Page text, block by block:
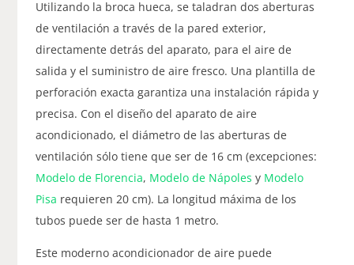
Utilizando la broca hueca, se taladran dos aberturas
de ventilación a través de la pared exterior,
directamente detrás del aparato, para el aire de
salida y el suministro de aire fresco. Una plantilla de
perforación exacta garantiza una instalación rápida y
precisa. Con el diseño del aparato de aire
acondicionado, el diámetro de las aberturas de
ventilación sólo tiene que ser de 16 cm (excepciones:
Modelo de Florencia, Modelo de Nápoles y Modelo
Pisa requieren 20 cm). La longitud máxima de los
tubos puede ser de hasta 1 metro.
Este moderno acondicionador de aire puede